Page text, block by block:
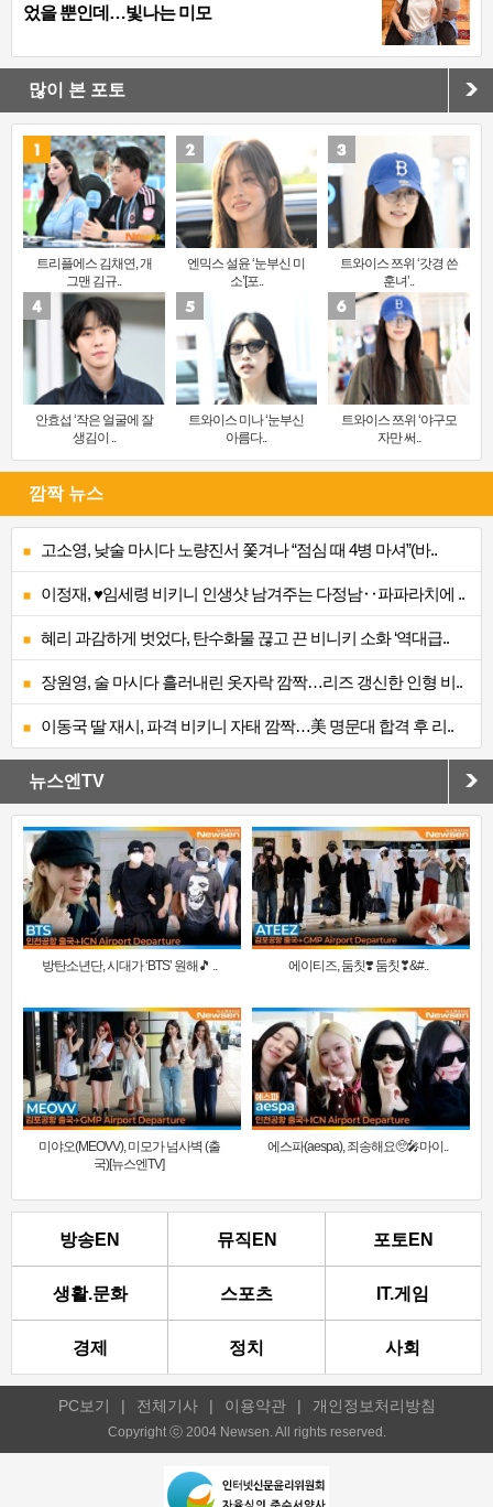
었을 뿐인데…빛나는 미모
많이 본 포토
트리플에스 김채연, 개
그맨 김규..
엔믹스 설윤 ‘눈부신 미
소’[포..
트와이스 쯔위 ‘갓경 쓴
훈녀’..
안효섭 ‘작은 얼굴에 잘
생김이 ..
트와이스 미나 ‘눈부신
아름다..
트와이스 쯔위 ‘야구모
자만 써..
깜짝 뉴스
고소영, 낮술 마시다 노량진서 쫓겨나 “점심 때 4병 마셔”(바..
이정재, ♥임세령 비키니 인생샷 남겨주는 다정남‥파파라치에 ..
혜리 과감하게 벗었다, 탄수화물 끊고 끈 비니키 소화 ‘역대급..
장원영, 술 마시다 흘러내린 옷자락 깜짝…리즈 갱신한 인형 비..
이동국 딸 재시, 파격 비키니 자태 깜짝…美 명문대 합격 후 리..
뉴스엔TV
방탄소년단, 시대가 ‘BTS’ 원해🎵 .. 에이티즈, 둠칫❣️ 둠칫❣&#..
미야오(MEOVV), 미모가 넘사벽 (출
국)[뉴스엔TV]
에스파(aespa), 죄송해요🥺🎤마이..
방송EN 뮤직EN 포토EN
생활.문화 스포츠 IT.게임
경제 정치 사회
PC보기 | 전체기사 | 이용약관 | 개인정보처리방침
Copyright ⓒ 2004 Newsen. All rights reserved.